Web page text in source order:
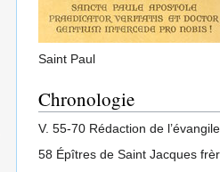
Saint Paul
Chronologie
V. 55-70 Rédaction de
58 Épîtres de Saint Jacques